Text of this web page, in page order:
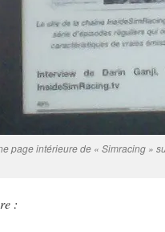
page intérieure de « Simracing »
: